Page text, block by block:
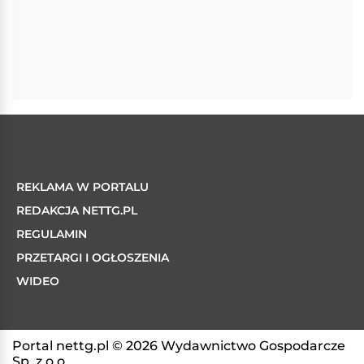
REKLAMA W PORTALU
REDAKCJA NETTG.PL
REGULAMIN
PRZETARGI I OGŁOSZENIA
WIDEO
Portal nettg.pl © 2026 Wydawnictwo Gospodarcze